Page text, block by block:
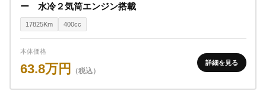
ー 水冷２気筒エンジン搭載
17825Km 400cc
本体価格
63.8万円 （税込）
詳細を見る